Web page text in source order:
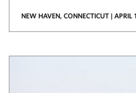
NEW HAVEN, CONNECTICUT |